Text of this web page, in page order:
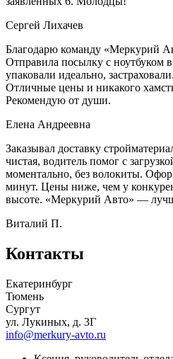
Сергей Лихачев
Благодарю команду «Меркурий
Отправила посылку с ноутбуком
упаковали идеально,
Отличные цены и никакого
Рекомендую от души.
Елена Андреевна
Заказывал доставку
чистая, водитель помог с
моментально, без волокиты.
минут. Цены ниже, чем у
высоте. «Меркурий Авто» —
Виталий П.
Контакты
Екатеринбург
Тюмень
Сургут
ул. Лукиных, д. 3Г
info@merkury-avto.ru